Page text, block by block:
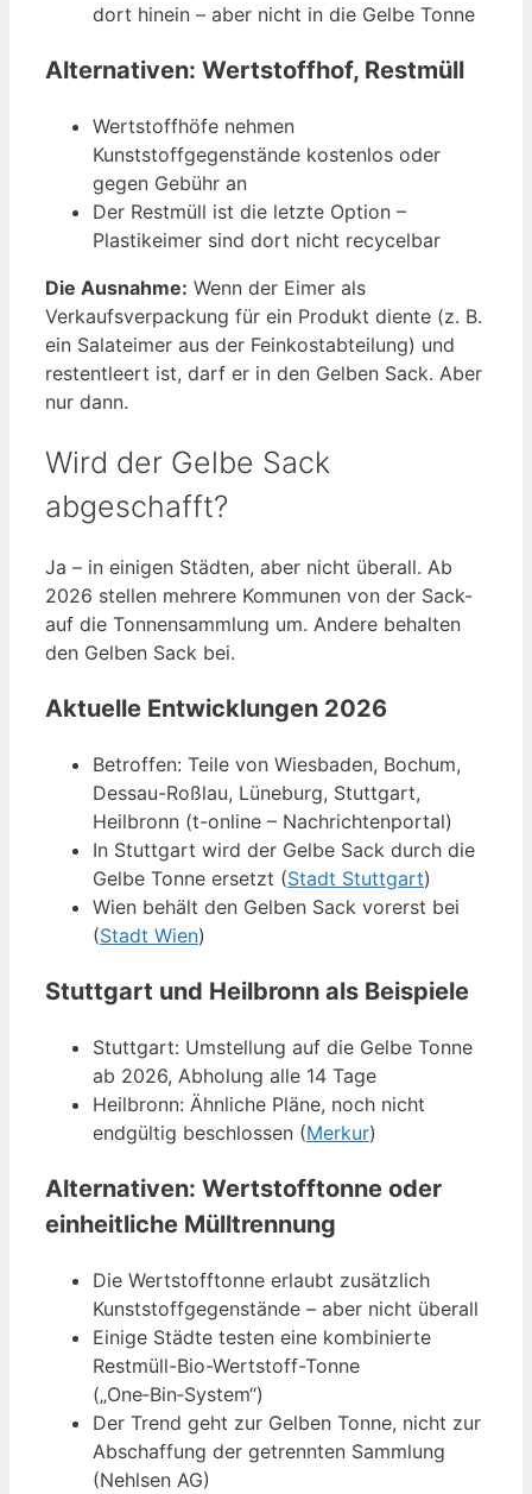
dort hinein – aber nicht in die Gelbe Tonne
Alternativen: Wertstoffhof, Restmüll
Wertstoffhöfe nehmen
Kunststoffgegenstände kostenlos oder
gegen Gebühr an
Der Restmüll ist die letzte Option –
Plastikeimer sind dort nicht recycelbar
Die Ausnahme: Wenn der Eimer als
Verkaufsverpackung für ein Produkt diente (z. B.
ein Salateimer aus der Feinkostabteilung) und
restentleert ist, darf er in den Gelben Sack. Aber
nur dann.
Wird der Gelbe Sack
abgeschafft?
Ja – in einigen Städten, aber nicht überall. Ab
2026 stellen mehrere Kommunen von der Sack-
auf die Tonnensammlung um. Andere behalten
den Gelben Sack bei.
Aktuelle Entwicklungen 2026
Betroffen: Teile von Wiesbaden, Bochum,
Dessau-Roßlau, Lüneburg, Stuttgart,
Heilbronn (t-online – Nachrichtenportal)
In Stuttgart wird der Gelbe Sack durch die
Gelbe Tonne ersetzt (Stadt Stuttgart)
Wien behält den Gelben Sack vorerst bei
(Stadt Wien)
Stuttgart und Heilbronn als Beispiele
Stuttgart: Umstellung auf die Gelbe Tonne
ab 2026, Abholung alle 14 Tage
Heilbronn: Ähnliche Pläne, noch nicht
endgültig beschlossen (Merkur)
Alternativen: Wertstofftonne oder
einheitliche Mülltrennung
Die Wertstofftonne erlaubt zusätzlich
Kunststoffgegenstände – aber nicht überall
Einige Städte testen eine kombinierte
Restmüll-Bio-Wertstoff-Tonne
(„One‑Bin‑System“)
Der Trend geht zur Gelben Tonne, nicht zur
Abschaffung der getrennten Sammlung
(Nehlsen AG)